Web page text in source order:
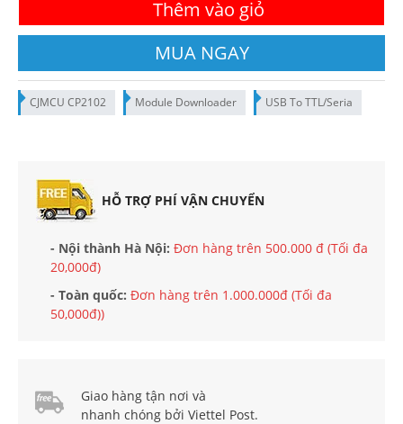
Thêm vào giỏ
MUA NGAY
CJMCU CP2102 Module Downloader USB To TTL/Seria
HỖ TRỢ PHÍ VẬN CHUYỂN
- Nội thành Hà Nội: Đơn hàng trên 500.000 đ (Tối đa
20,000đ)
- Toàn quốc: Đơn hàng trên 1.000.000đ (Tối đa
50,000đ))
Giao hàng tận nơi và
nhanh chóng bởi Viettel Post.